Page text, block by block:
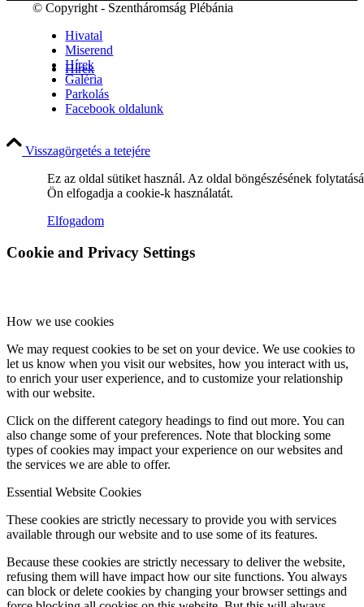
Hírek
Hírek
Hirdetések
Galéria
Menu
© Copyright - Szentháromság Plébánia
Hivatal
Miserend
Hírek
Galéria
Parkolás
Facebook oldalunk
Visszagörgetés a tetejére
Ez az oldal sütiket használ. Az oldal böngészésének
Ön elfogadja a cookie-k használatát.
Elfogadom
Cookie and Privacy Settings
How we use cookies
We may request cookies to be set on your device. We use cookies to
let us know when you visit our websites, how you interact with us,
to enrich your user experience, and to customize your relationship
with our website.
Click on the different category headings to find out more. You can
also change some of your preferences. Note that blocking some
types of cookies may impact your experience on our websites and
the services we are able to offer.
Essential Website Cookies
These cookies are strictly necessary to provide you with services
available through our website and to use some of its features.
Because these cookies are strictly necessary to deliver the website,
refusing them will have impact how our site functions. You always
can block or delete cookies by changing your browser settings and